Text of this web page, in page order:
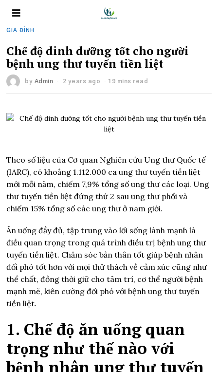
GIA ĐÌNH
Chế độ dinh dưỡng tốt cho người
bệnh ung thư tuyến tiền liệt
by Admin 2 years ago 19 mins read
Theo số liệu của Cơ quan Nghiên cứu Ung thư Quốc tế
(IARC), có khoảng 1.112.000 ca ung thư tuyến tiền liệt
mới mỗi năm, chiếm 7,9% tổng số ung thư các loại. Ung
thư tuyến tiền liệt đứng thứ 2 sau ung thư phổi và
chiếm 15% tổng số các ung thư ở nam giới.
Ăn uống đầy đủ, tập trung vào lối sống lành mạnh là
điều quan trọng trong quá trình điều trị bệnh ung thư
tuyến tiền liệt. Chăm sóc bản thân tốt giúp bệnh nhân
đối phó tốt hơn với mọi thử thách về cảm xúc cũng như
thể chất, đồng thời giữ cho tâm trí, cơ thể người bệnh
mạnh mẽ, kiên cường đối phó với bệnh ung thư tuyến
tiền liệt.
1. Chế độ ăn uống quan
trọng như thế nào với
bệnh nhân ung thư tuyến